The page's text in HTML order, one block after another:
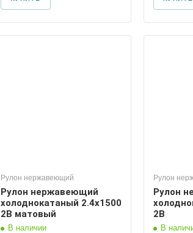
Рулон нержавеющий
Рулон нержавеющий
холоднокатаный 2.4х1500
2В матовый
В наличии
Рулон
Рулон
2В
В